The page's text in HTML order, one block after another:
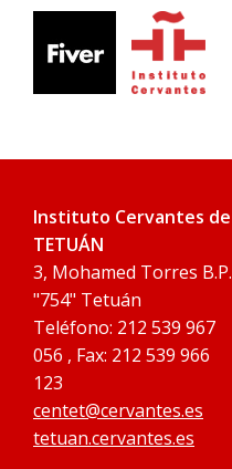
Instituto Cervantes de
TETUÁN
3, Mohamed Torres B.P.
"754" Tetuán
Teléfono: 212 539 967
056 , Fax: 212 539 966
123
centet@cervantes.es
tetuan.cervantes.es